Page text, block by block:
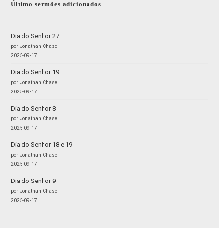
Último sermões adicionados
Dia do Senhor 27
por Jonathan Chase
2025-09-17
Dia do Senhor 19
por Jonathan Chase
2025-09-17
Dia do Senhor 8
por Jonathan Chase
2025-09-17
Dia do Senhor 18 e 19
por Jonathan Chase
2025-09-17
Dia do Senhor 9
por Jonathan Chase
2025-09-17